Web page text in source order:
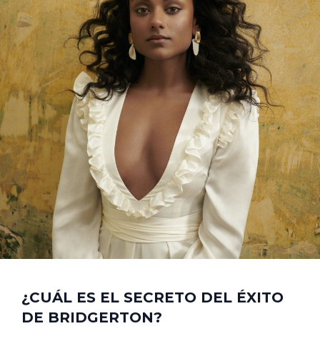
¿CUÁL ES EL SECRETO DEL ÉXITO
DE BRIDGERTON?